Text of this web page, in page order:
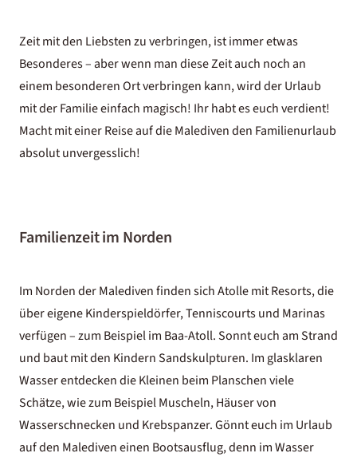
Zeit mit den Liebsten zu verbringen, ist immer etwas
Besonderes – aber wenn man diese Zeit auch noch an
einem besonderen Ort verbringen kann, wird der Urlaub
mit der Familie einfach magisch! Ihr habt es euch verdient!
Macht mit einer Reise auf die Malediven den Familienurlaub
absolut unvergesslich!
Familienzeit im Norden
Im Norden der Malediven finden sich Atolle mit Resorts, die
über eigene Kinderspieldörfer, Tenniscourts und Marinas
verfügen – zum Beispiel im Baa-Atoll. Sonnt euch am Strand
und baut mit den Kindern Sandskulpturen. Im glasklaren
Wasser entdecken die Kleinen beim Planschen viele
Schätze, wie zum Beispiel Muscheln, Häuser von
Wasserschnecken und Krebspanzer. Gönnt euch im Urlaub
auf den Malediveneinen Bootsausflug, denn im Wasser